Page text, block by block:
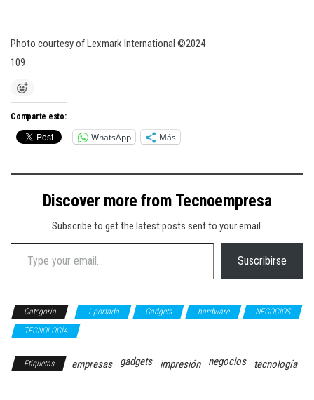
Photo courtesy of Lexmark International ©2024
109
Comparte esto:
WhatsApp Más
Discover more from Tecnoempresa
Subscribe to get the latest posts sent to your email.
Type your email…
Suscribirse
Categoría 1 portada Gadgets hardware
NEGOCIOS
TECNOLOGÍA
Etiquetas empresas gadgets impresión negocios tecnología